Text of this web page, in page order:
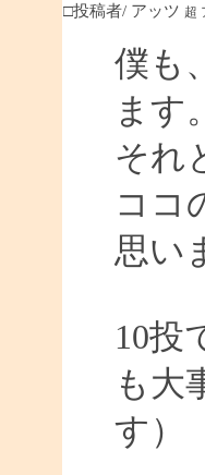
□投稿者/ アッツ 超
僕も
ます。
それ
ココ
思い
10投
も大
す）